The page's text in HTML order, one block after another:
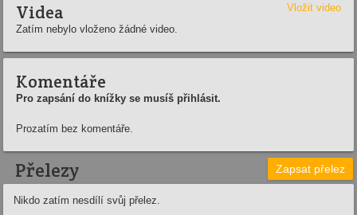
Videa
Vložit video
Zatím nebylo vloženo žádné video.
Komentáře
Pro zapsání do knížky se musíš přihlásit.
Prozatím bez komentáře.
Přelezy Zapsat přelez
Nikdo zatím nesdílí svůj přelez.